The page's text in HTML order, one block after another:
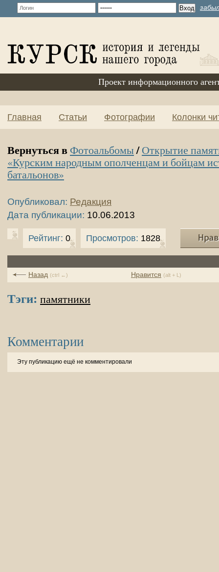
Проект информационного
Главная Статьи Фотографии Колонки
Вернуться в Фотоальбомы/Открытие
«Курским народным ополченцам и бойцам
батальонов»
Опубликовал: Редакция
Дата публикации: 10.06.2013
Рейтинг: 0 Просмотров: 1828
Нравится (alt + L)
Назад (ctrl ←)
Тэги: памятники
Комментарии
Эту публикацию ещё не комментировали